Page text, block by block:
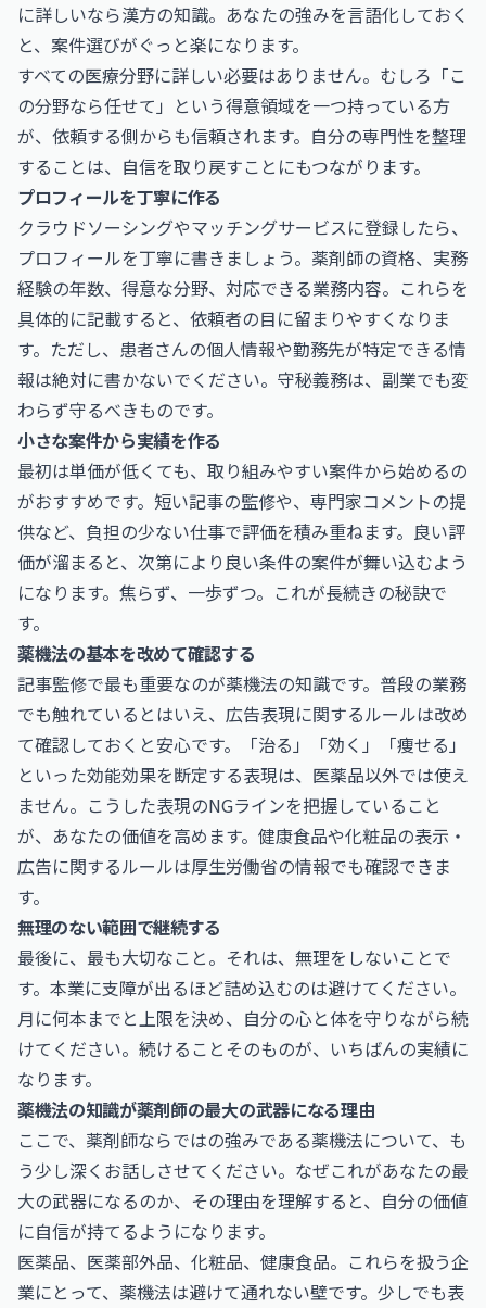
に詳しいなら漢方の知識。あなたの強みを言語化しておく
と、案件選びがぐっと楽になります。
すべての医療分野に詳しい必要はありません。むしろ「こ
の分野なら任せて」という得意領域を一つ持っている方
が、依頼する側からも信頼されます。自分の専門性を整理
することは、自信を取り戻すことにもつながります。
プロフィールを丁寧に作る
クラウドソーシングやマッチングサービスに登録したら、
プロフィールを丁寧に書きましょう。薬剤師の資格、実務
経験の年数、得意な分野、対応できる業務内容。これらを
具体的に記載すると、依頼者の目に留まりやすくなりま
す。ただし、患者さんの個人情報や勤務先が特定できる情
報は絶対に書かないでください。守秘義務は、副業でも変
わらず守るべきものです。
小さな案件から実績を作る
最初は単価が低くても、取り組みやすい案件から始めるの
がおすすめです。短い記事の監修や、専門家コメントの提
供など、負担の少ない仕事で評価を積み重ねます。良い評
価が溜まると、次第により良い条件の案件が舞い込むよう
になります。焦らず、一歩ずつ。これが長続きの秘訣で
す。
薬機法の基本を改めて確認する
記事監修で最も重要なのが薬機法の知識です。普段の業務
でも触れているとはいえ、広告表現に関するルールは改め
て確認しておくと安心です。「治る」「効く」「痩せる」
といった効能効果を断定する表現は、医薬品以外では使え
ません。こうした表現のNGラインを把握していること
が、あなたの価値を高めます。健康食品や化粧品の表示・
広告に関するルールは厚生労働省の情報でも確認できま
す。
無理のない範囲で継続する
最後に、最も大切なこと。それは、無理をしないことで
す。本業に支障が出るほど詰め込むのは避けてください。
月に何本までと上限を決め、自分の心と体を守りながら続
けてください。続けることそのものが、いちばんの実績に
なります。
薬機法の知識が薬剤師の最大の武器になる理由
ここで、薬剤師ならではの強みである薬機法について、も
う少し深くお話しさせてください。なぜこれがあなたの最
大の武器になるのか、その理由を理解すると、自分の価値
に自信が持てるようになります。
医薬品、医薬部外品、化粧品、健康食品。これらを扱う企
業にとって、薬機法は避けて通れない壁です。少しでも表